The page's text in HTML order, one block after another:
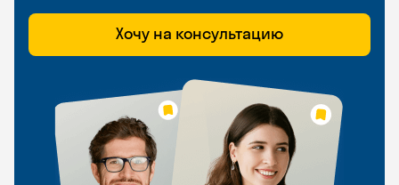
Хочу на консультацию